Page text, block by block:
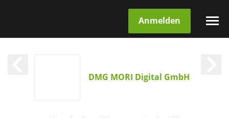
Anmelden
DMG MORI Digital GmbH